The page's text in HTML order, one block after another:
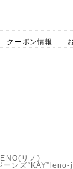
クーポン情報
リノ)
ーンズ